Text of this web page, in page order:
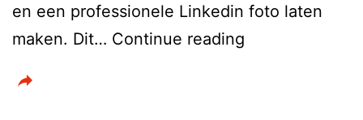
en een professionele Linkedin foto laten
maken. Dit… Continue reading